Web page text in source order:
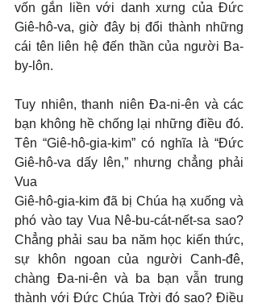
vốn gắn liền với danh xưng của Đức
Giê-hô-va, giờ đây bị đổi thành những
cái tên liên hệ đến thần của người Ba-
by-lôn.
Tuy nhiên, thanh niên Đa-ni-ên và các
bạn không hề chống lại những điều đó.
Tên “Giê-hô-gia-kim” có nghĩa là “Đức
Giê-hô-va dấy lên,” nhưng chẳng phải
Vua
Giê-hô-gia-kim đã bị Chúa hạ xuống và
phó vào tay Vua Nê-bu-cát-nết-sa sao?
Chẳng phải sau ba năm học kiến thức,
sự khôn ngoan của người Canh-đê,
chàng Đa-ni-ên và ba bạn vẫn trung
thành với Đức Chúa Trời đó sao? Điều